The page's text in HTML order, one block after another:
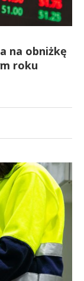
na obniżkę
roku